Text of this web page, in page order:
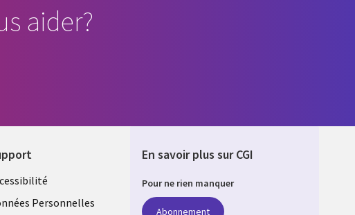
aider?
Personnelles
En savoir plus sur CGI
Pour ne rien manquer
Abonnement